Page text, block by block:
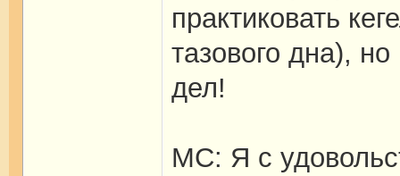
практиковать
тазового дна),
дел!
МС: Я с